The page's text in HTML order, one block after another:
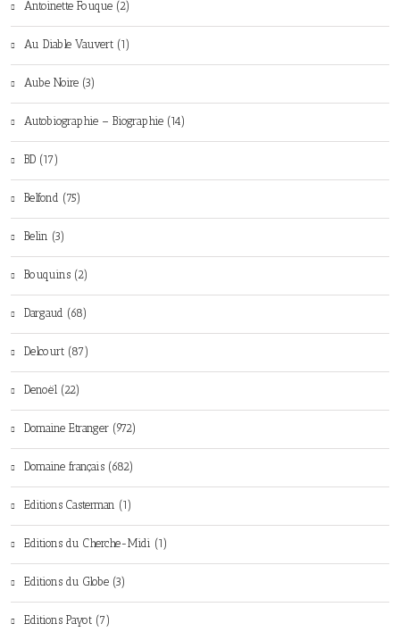
Antoinette Fouque (2)
Au Diable Vauvert (1)
Aube Noire (3)
Autobiographie – Biographie (14)
BD (17)
Belfond (75)
Belin (3)
Bouquins (2)
Dargaud (68)
Delcourt (87)
Denoël (22)
Domaine Etranger (972)
Domaine français (682)
Editions Casterman (1)
Editions du Cherche-Midi (1)
Editions du Globe (3)
Editions Payot (7)